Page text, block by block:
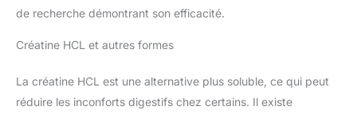
de recherche démontrant son efficacité.
Créatine HCL et autres formes
La créatine HCL est une alternative plus soluble, ce qui peut
réduire les inconforts digestifs chez certains. Il existe